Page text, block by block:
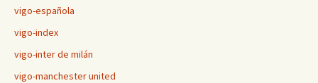
vigo-española
vigo-index
vigo-inter de milán
vigo-manchester united